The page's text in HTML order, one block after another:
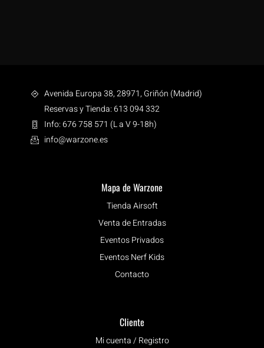
Avenida Europa 38, 28971, Griñón (Madrid)
Reservas y Tienda: 613 094 332
Info: 676 758 571 (L a V 9-18h)
info@warzone.es
Mapa de Warzone
Tienda Airsoft
Venta de Entradas
Eventos Privados
Eventos Nerf Kids
Contacto
Cliente
Mi cuenta / Registro